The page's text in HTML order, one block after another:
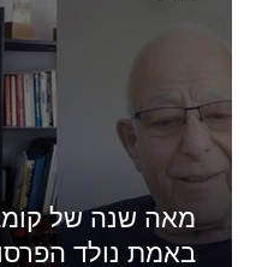
מאה שנה של
באמת נולד